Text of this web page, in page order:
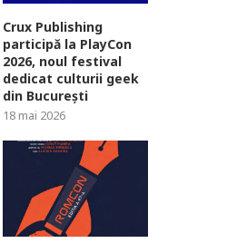
Crux Publishing
participă la PlayCon
2026, noul festival
dedicat culturii geek
din București
18 mai 2026